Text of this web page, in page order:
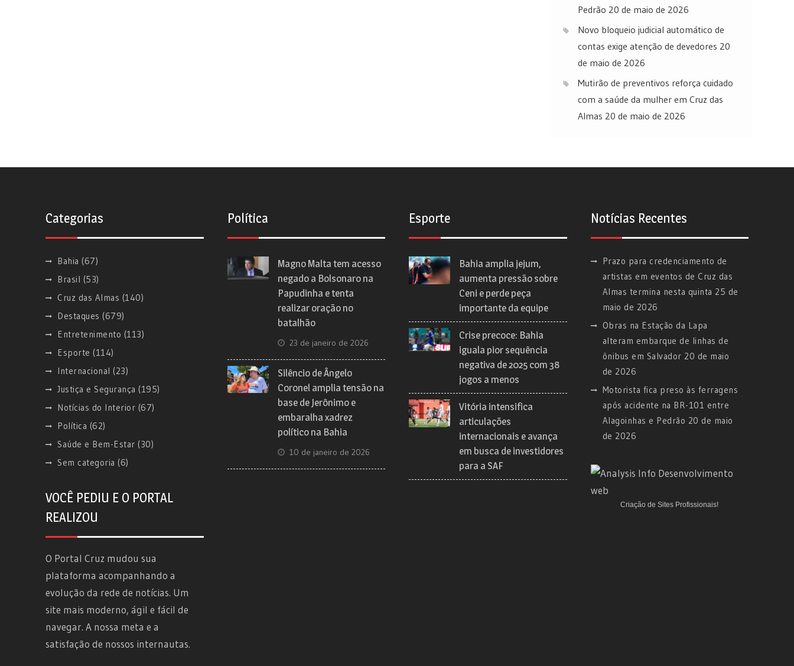
Pedrão 20 de maio de 2026
Novo bloqueio judicial automático de
contas exige atenção de devedores 20
de maio de 2026
Mutirão de preventivos reforça cuidado
com a saúde da mulher em Cruz das
Almas 20 de maio de 2026
Categorias
Bahia (67)
Brasil (53)
Cruz das Almas (140)
Destaques (679)
Entretenimento (113)
Esporte (114)
Internacional (23)
Justiça e Segurança (195)
Notícias do Interior (67)
Política (62)
Saúde e Bem-Estar (30)
Sem categoria (6)
VOCÊ PEDIU E O PORTAL
REALIZOU
O Portal Cruz mudou sua
plataforma acompanhando a
evolução da rede de notícias. Um
site mais moderno, ágil e fácil de
navegar. A nossa meta e a
satisfação de nossos internautas.
Política
Magno Malta tem acesso
negado a Bolsonaro na
Papudinha e tenta
realizar oração no
batalhão
23 de janeiro de 2026
Silêncio de Ângelo
Coronel amplia tensão na
base de Jerônimo e
embaralha xadrez
político na Bahia
10 de janeiro de 2026
Esporte
Bahia amplia jejum,
aumenta pressão sobre
Ceni e perde peça
importante da equipe
Crise precoce: Bahia
iguala pior sequência
negativa de 2025 com 38
jogos a menos
Vitória intensifica
articulações
internacionais e avança
em busca de investidores
para a SAF
Notícias Recentes
Prazo para credenciamento de
artistas em eventos de Cruz das
Almas termina nesta quinta 25 de
maio de 2026
Obras na Estação da Lapa
alteram embarque de linhas de
ônibus em Salvador 20 de maio
de 2026
Motorista fica preso às ferragens
após acidente na BR-101 entre
Alagoinhas e Pedrão 20 de maio
de 2026
Criação de Sites Profissionais!